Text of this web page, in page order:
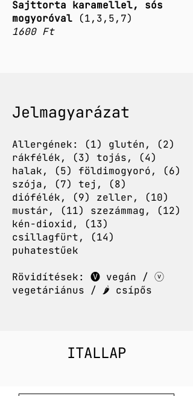
Sajttorta karamellel, sós
mogyoróval (1,3,5,7)
1600 Ft
Jelmagyarázat
Allergének: (1) glutén, (2)
rákfélék, (3) tojás, (4)
halak, (5) földimogyoró, (6)
szója, (7) tej, (8)
diófélék, (9) zeller, (10)
mustár, (11) szezámmag, (12)
kén-dioxid, (13)
csillagfürt, (14)
puhatestűek
Rövidítések: 🅥 vegán / ⓥ
vegetáriánus / 🌶️ csípős
ITALLAP